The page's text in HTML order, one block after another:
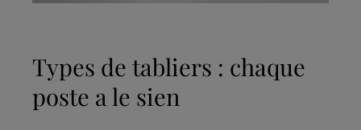
Types de tabliers : chaque
poste a le sien